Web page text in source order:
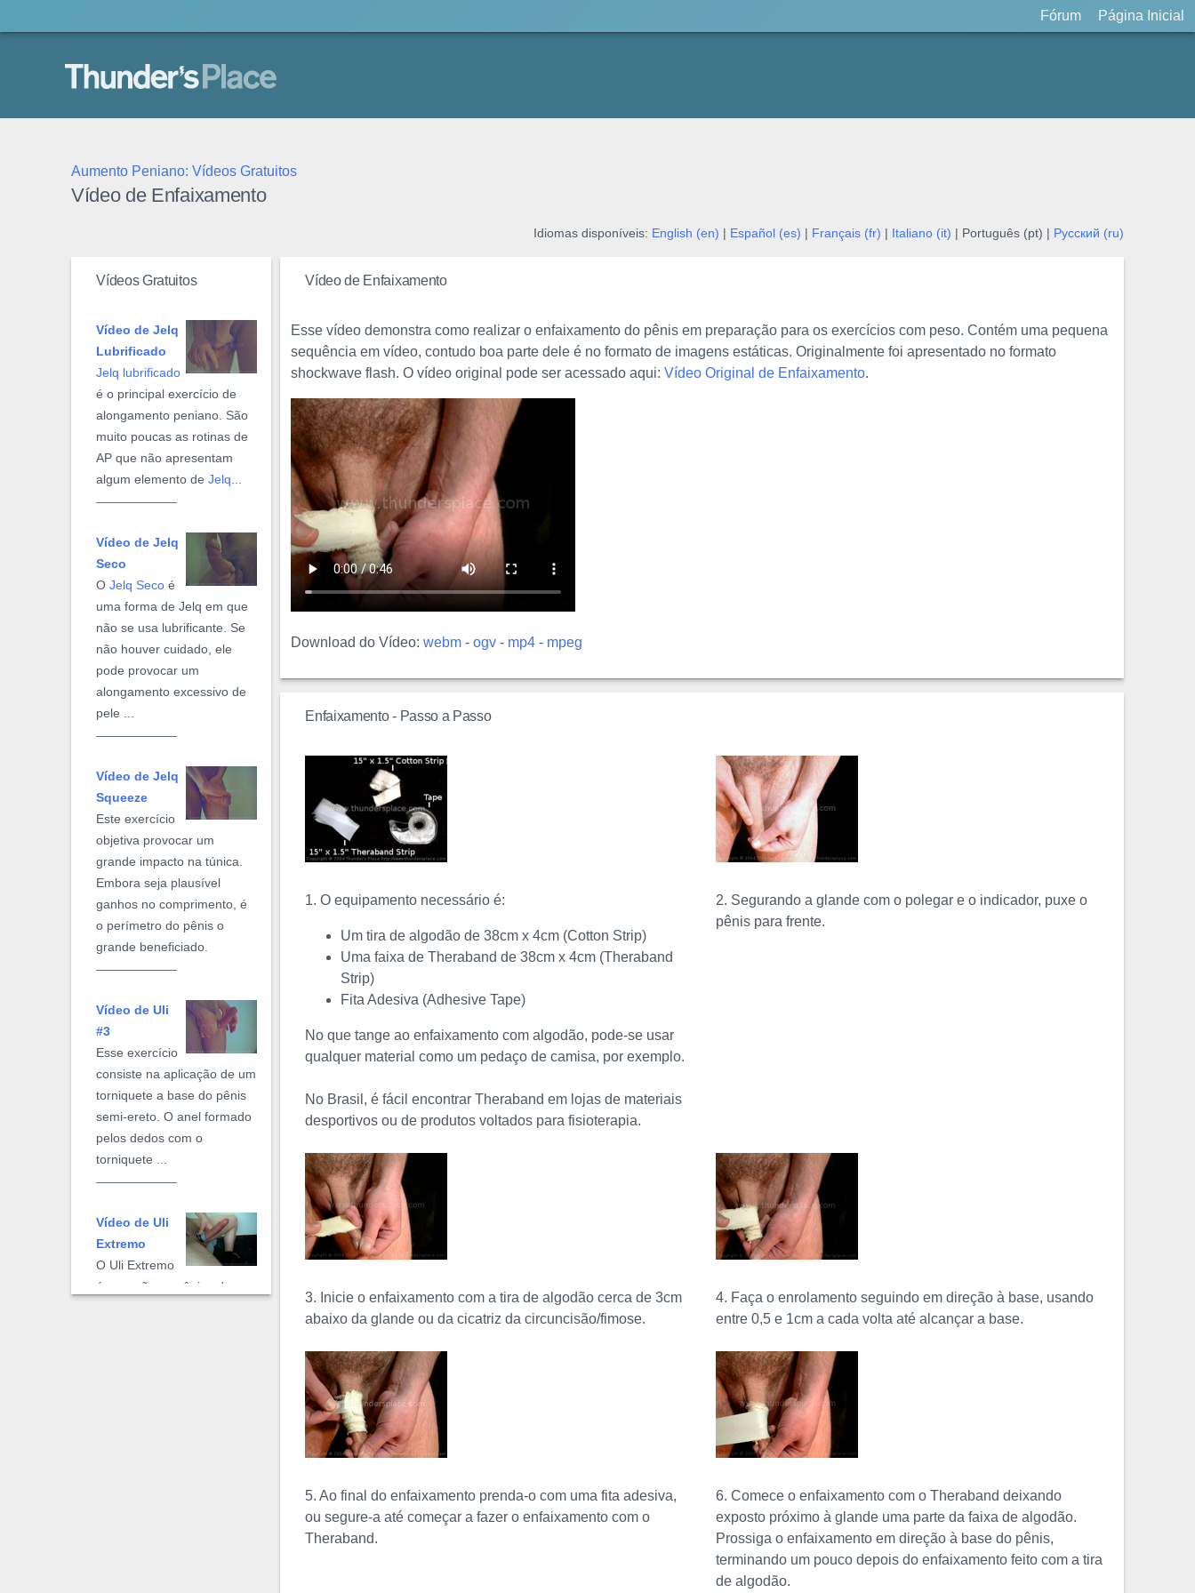
Thunder's Place
Aumento Peniano: Vídeos Gratuitos
Vídeo de Enfaixamento
Idiomas disponíveis: English (en) Español (es) Français (fr) Italiano (it) | Português (pt) | Русский (ru)
Vídeos Gratuitos
Vídeo de Jelq
Lubrificado
Jelq lubrificado
é o principal exercício de
alongamento peniano. São
muito poucas as rotinas de
AP que não apresentam
algum elemento deJelq
Vídeo de Jelq
Seco
OJelq Seco é
uma forma de Jelq em que
não se usa lubrificante. Se
não houver cuidado, ele
pode provocar um
alongamento excessivo de
pele ...
Vídeo de Jelq
Squeeze
Este exercício
objetiva provocar um
grande impacto na túnica.
Embora seja plausível
ganhos no comprimento, é
o perímetro do pênis o
grande beneficiado.
Vídeo de Uli
#3
Esse exercício
consiste na aplicação de um
torniquete a base do pênis
semi-ereto. O anel formado
pelos dedos com o
torniquete ...
Vídeo de Uli
Extremo
O Uli Extremo
é a versão mecânica do
Vídeo de Enfaixamento
Esse vídeo demonstra como realizar o enfaixamento do pênis em preparação para os exercícios com peso. Contém uma pequena
sequência em vídeo, contudo boa parte dele é no formato de imagens estáticas. Originalmente foi apresentado no formato
shockwave flash. O vídeo original pode ser acessado aqui:Vídeo Original de Enfaixamento.
Download do Vídeo:webm -ogv - mp4 - mpeg
Enfaixamento - Passo a Passo
1. O equipamento necessário é:
Um tira de algodão de 38cm x 4cm (Cotton Strip)
Uma faixa de Theraband de 38cm x 4cm (Theraband
Strip)
Fita Adesiva (Adhesive Tape)
No que tange ao enfaixamento com algodão, pode-se usar
qualquer material como um pedaço de camisa, por exemplo.
No Brasil, é fácil encontrar Theraband em lojas de materiais
desportivos ou de produtos voltados para fisioterapia.
2. Segurando a glande com o polegar e o indicador, puxe o
pênis para frente.
3. Inicie o enfaixamento com a tira de algodão cerca de 3cm
abaixo da glande ou da cicatriz da circuncisão/fimose.
4. Faça o enrolamento seguindo em direção à base, usando
entre 0,5 e 1cm a cada volta até alcançar a base.
5. Ao final do enfaixamento prenda-o com uma fita adesiva,
ou segure-a até começar a fazer o enfaixamento com o
Theraband.
6. Comece o enfaixamento com o Theraband deixando
exposto próximo à glande uma parte da faixa de algodão.
Prossiga o enfaixamento em direção à base do pênis,
terminando um pouco depois do enfaixamento feito com a tira
de algodão.
Fórum Página Inicial